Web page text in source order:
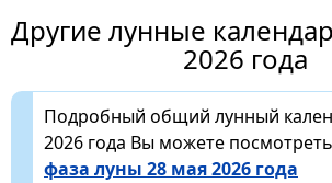
Другие лунные
2026 года
Подробный общий лунный
2026 года Вы можете
фаза луны 28 мая 2026 года